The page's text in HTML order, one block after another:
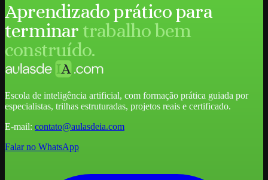
Aprendizado prático para
terminar trabalho bem
construído.
Escola de inteligência artificial, com formação prática guiada por
especialistas, trilhas estruturadas, projetos reais e certificado.
E-mail: contato@aulasdeia.com
Falar no WhatsApp